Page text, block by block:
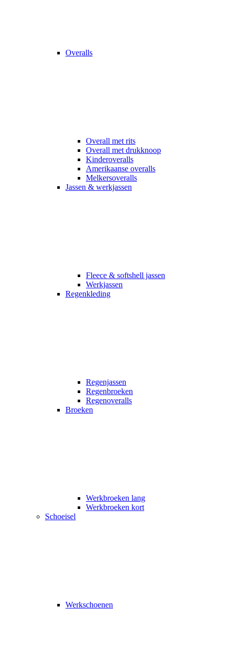
Overalls
Overall met rits
Overall met drukknoop
Kinderoveralls
Amerikaanse overalls
Melkersoveralls
Jassen & werkjassen
Fleece & softshell jassen
Werkjassen
Regenkleding
Regenjassen
Regenbroeken
Regenoveralls
Broeken
Werkbroeken lang
Werkbroeken kort
Schoeisel
Werkschoenen